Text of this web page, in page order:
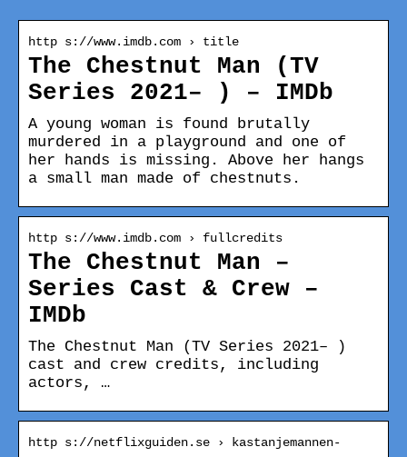
http s://www.imdb.com › title
The Chestnut Man (TV
Series 2021– ) – IMDb
A young woman is found brutally
murdered in a playground and one of
her hands is missing. Above her hangs
a small man made of chestnuts.
http s://www.imdb.com › fullcredits
The Chestnut Man –
Series Cast & Crew –
IMDb
The Chestnut Man (TV Series 2021– )
cast and crew credits, including
actors, …
http s://netflixguiden.se › kastanjemannen-